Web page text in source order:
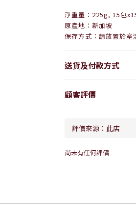
淨重量：225g, 15包
原產地：新加坡
保存方式：請放置於室
送貨及付款方式
顧客評價
尚未有任何評價